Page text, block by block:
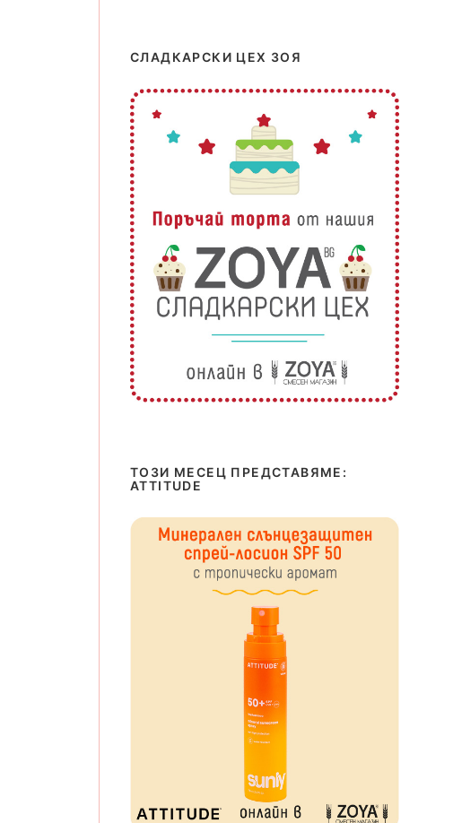
СЛАДКАРСКИ ЦЕХ ЗОЯ
ТОЗИ МЕСЕЦ ПРЕДСТАВЯМЕ:
ATTITUDE